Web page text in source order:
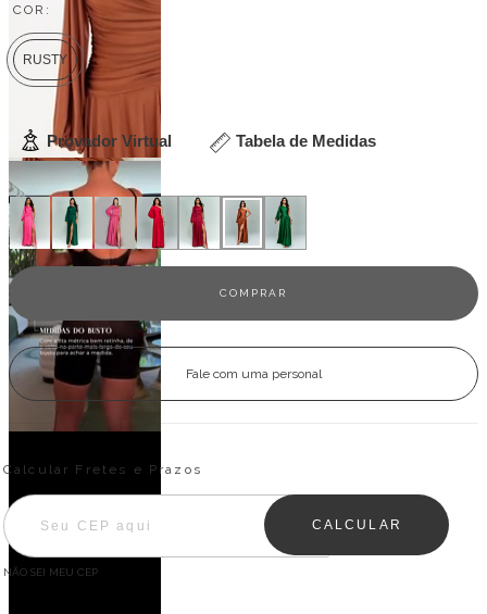
COR:
RUSTY
Provador Virtual Tabela de Medidas
Veja outras opções
Fale com uma personal
Entregas para o CEP:
Calcular Fretes e Prazos
CALCULAR
NÃO SEI MEU CEP